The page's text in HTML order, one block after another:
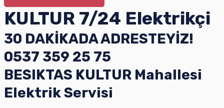
KULTUR 7/24 Elektrikçi
30 DAKİKADA ADRESTEYİZ!
0537 359 25 75
BESIKTAS KULTUR Mahallesi
Elektrik Servisi